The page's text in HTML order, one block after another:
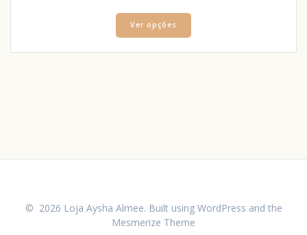
Ver opções
© 2026 Loja Aysha Almee. Built using WordPress and the
Mesmerize Theme